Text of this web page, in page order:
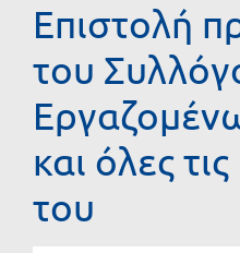
Επιστολή
του
και όλες
του